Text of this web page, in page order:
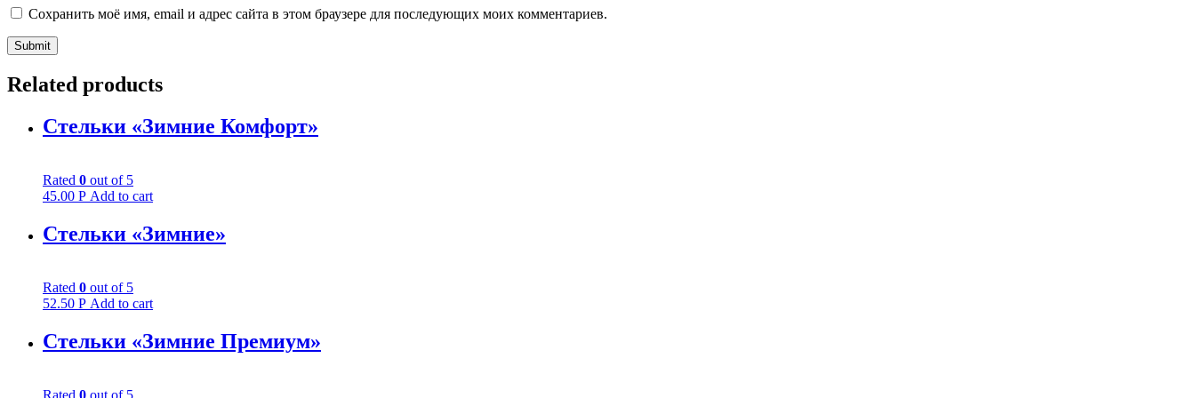
Сохранить моё имя, email и адрес сайта в этом браузере для последующих моих комментариев.
Related products
Стельки «Зимние Комфорт»
Rated 0 out of 5
45.00 Р Add to cart
Стельки «Зимние»
Rated 0 out of 5
52.50 Р Add to cart
Стельки «Зимние Премиум»
Rated 0 out of 5